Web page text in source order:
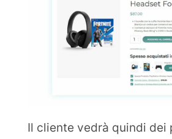
Il cliente vedrà quindi dei